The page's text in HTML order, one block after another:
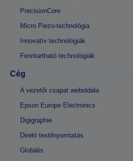
PrecisionCore
Micro Piezo-technológia
Innovatív technológiák
Fenntartható technológiák
Cég
A vezetői csapat weboldala
Epson Europe Electronics
Digigraphie
Direkt textilnyomtatás
Globális